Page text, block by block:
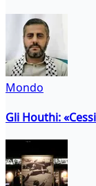
Mondo
Gli Houthi: